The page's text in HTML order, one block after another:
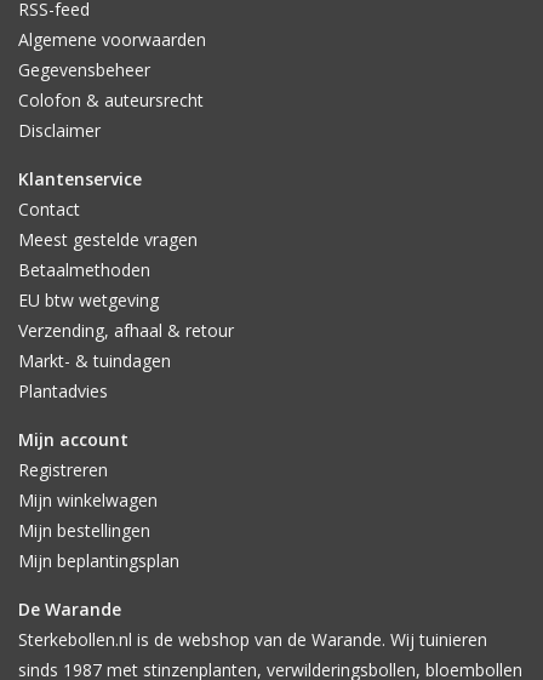
Nieuws
RSS-feed
Algemene voorwaarden
Gegevensbeheer
Colofon & auteursrecht
Disclaimer
Klantenservice
Contact
Meest gestelde vragen
Betaalmethoden
EU btw wetgeving
Verzending, afhaal & retour
Markt- & tuindagen
Plantadvies
Mijn account
Registreren
Mijn winkelwagen
Mijn bestellingen
Mijn beplantingsplan
De Warande
Sterkebollen.nl is de webshop van de Warande. Wij tuinieren
sinds 1987 met stinzenplanten, verwilderingsbollen, bloembollen